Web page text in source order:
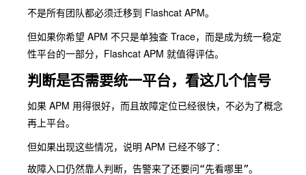
不是所有团队都必须迁移到 Flashcat APM。
但如果你希望 APM 不只是单独查 Trace，而是成为统一稳定
性平台的一部分，Flashcat APM 就值得评估。
判断是否需要统一平台，看这几个信号
如果 APM 用得很好，而且故障定位已经很快，不必为了概念
再上平台。
但如果出现这些情况，说明 APM 已经不够了：
故障入口仍然靠人判断，告警来了还要问“先看哪里”。